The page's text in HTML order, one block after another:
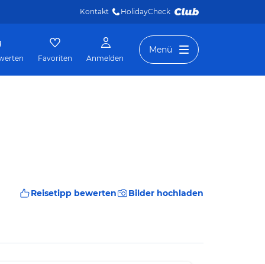
Kontakt HolidayCheck
Favoriten Anmelden
Menü
Reisetipp bewerten Bilder hochladen